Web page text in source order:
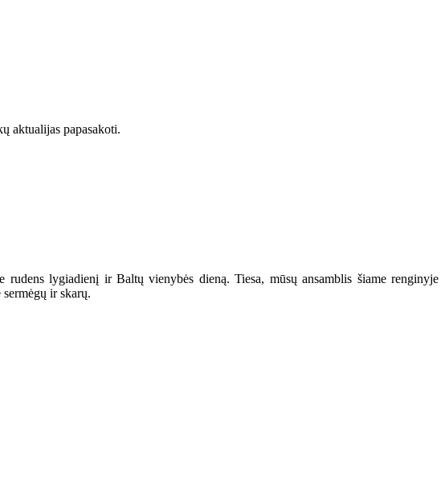
aktualijas papasakoti.
lygiadienį ir Baltų vienybės dieną. Tiesa, mūsų ansamblis šiame renginyje
ir skarų.